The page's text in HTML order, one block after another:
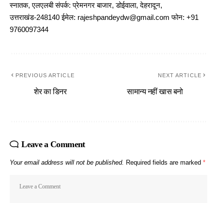
स्नातक, एलएलबी संपर्क: प्रेमनगर बाजार, डोईवाला, देहरादून,
उत्तराखंड-248140 ईमेल: rajeshpandeydw@gmail.com फोन: +91
9760097344
PREVIOUS ARTICLE
शेर का डिनर
NEXT ARTICLE
सामान्य नहीं खास बनो
Leave a Comment
Your email address will not be published. Required fields are marked *